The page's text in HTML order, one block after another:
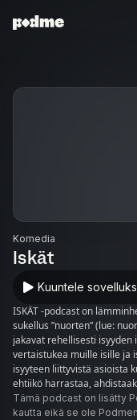
Komedia
Iskät
Kuuntele
ISKÄT -podcast on
sukellus ”nuorten” (lue:
jakavat rehellisesti
vertaistukea muille isille ja iskä-henkisille.
isyyteen liittyvistä asioista
ehtiikö harrastaa,
myös lähteä vähän
Tämä podcast on lisätty
kautta eikä se ole